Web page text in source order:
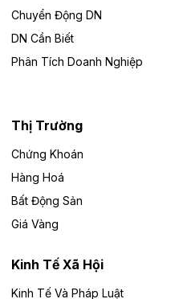
đồng làm cao tốc
Lạng Sơn khi hình thành
lược, kết nối tỉnh
du, miền núi phía Bắc
tại Lạng Sơn.
đồng xây dựng cao
Chuyển Động DN
DN Cần Biết
Phân Tích Doanh Nghiệp
Thị Trường
Chứng Khoán
Hàng Hoá
Bất Động Sản
Giá Vàng
Kinh Tế Xã Hội
Kinh Tế Và Pháp Luật